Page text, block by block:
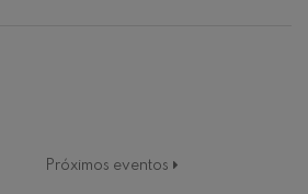
Próximos eventos